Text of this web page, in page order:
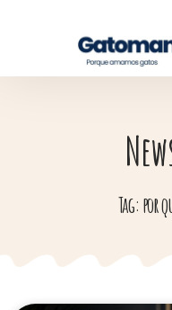
Tag: por